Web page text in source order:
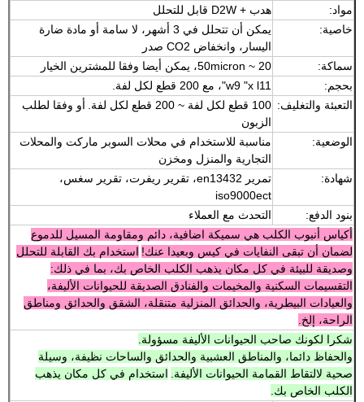
مواد:
هدب + D2W قابل للتحلل
خاصية:
يمكن أن تتحلل في 3 أشهر، لا سامة أو مادة ضارة
اليسار، وانخفاض CO2 صدر
سماكة:
20 ~ 50micron، يمكن أيضا وفقا للمشترين الخيار
بحجم:
w9 "x l11"، مع 200 قطع لكل لفة.
التعبئة والتغليف: 100 قطع لكل لفة ~ 200 قطع لكل لفة.
أو وفقا لطلب
الزبون
الوضعية:
مناسبة للاستخدام في محلات السوبر ماركت والمحلات
التجارية والمنزل ومخزن
شهادة:
تمرير en13432، تقرير ريفرت، تقرير سغس،
iso9000ect
بنود الدفع:
التحدث مع العملاء
أكياس أنبوب الكلب هي سميكة اضافية، دائم ومقاومة المسيل للدموع
لضمان أن تبقى النفايات في كيس وبعيدا عنك! استخدام بك القابلة للتحلل
وصديقة للبيئة في كل مكان يذهب الكلب الخاص بك، بما في ذلك:
التقسيمات السكنية والمخيمات والفنادق الصديقة للحيوانات الأليفة،
والعيادات البيطرية، والحدائق المنزلية متنقلة، الشقق والحدائق ومناطق
الراحة، إلخ.
شكرا لكونك صاحب الحيوانات الأليفة مسؤولة.
والحفاظ دائما، والمناطق العشبية والحدائق والساحات نظيفة، وسيلة
صحية لالتقاط القمامة الحيوانات الأليفة. استخدام في كل مكان يذهب
الكلب الخاص بك.